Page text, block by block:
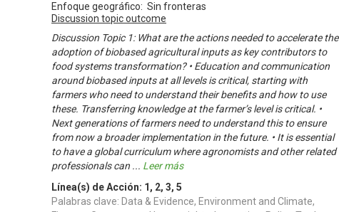
Enfoque geográfico: Sin fronteras
Discussion topic outcome
Discussion Topic 1: What are the actions needed to accelerate the
adoption of biobased agricultural inputs as key contributors to
food systems transformation? • Education and communication
around biobased inputs at all levels is critical, starting with
farmers who need to understand their benefits and how to use
these. Transferring knowledge at the farmer’s level is critical. •
Next generations of farmers need to understand this to ensure
from now a broader implementation in the future. • It is essential
to have a global curriculum where agronomists and other related
professionals can ... Leer más
Línea(s) de Acción: 1 , 2, 3, 5
Palabras clave: Data & Evidence, Environment and Climate,